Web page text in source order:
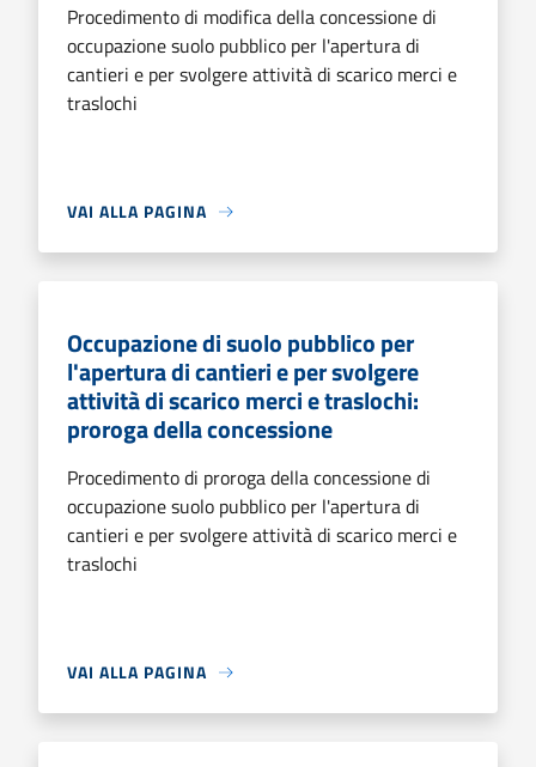
Procedimento di modifica della concessione di
occupazione suolo pubblico per l'apertura di
cantieri e per svolgere attività di scarico merci e
traslochi
VAI ALLA PAGINA
Occupazione di suolo pubblico per
l'apertura di cantieri e per svolgere
attività di scarico merci e traslochi:
proroga della concessione
Procedimento di proroga della concessione di
occupazione suolo pubblico per l'apertura di
cantieri e per svolgere attività di scarico merci e
traslochi
VAI ALLA PAGINA